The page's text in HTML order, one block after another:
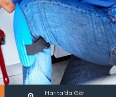
Harita’da Gör